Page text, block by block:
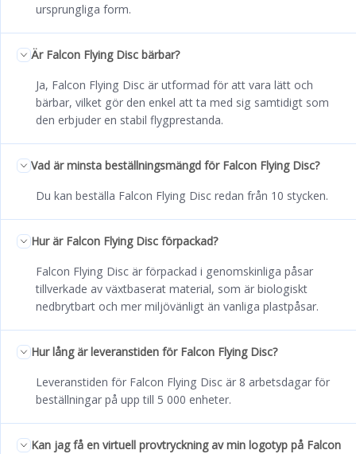
ursprungliga form.
Är Falcon Flying Disc bärbar?
Ja, Falcon Flying Disc är utformad för att vara lätt och
bärbar, vilket gör den enkel att ta med sig samtidigt som
den erbjuder en stabil flygprestanda.
Vad är minsta beställningsmängd för Falcon Flying Disc?
Du kan beställa Falcon Flying Disc redan från 10 stycken.
Hur är Falcon Flying Disc förpackad?
Falcon Flying Disc är förpackad i genomskinliga påsar
tillverkade av växtbaserat material, som är biologiskt
nedbrytbart och mer miljövänligt än vanliga plastpåsar.
Hur lång är leveranstiden för Falcon Flying Disc?
Leveranstiden för Falcon Flying Disc är 8 arbetsdagar för
beställningar på upp till 5 000 enheter.
Kan jag få en virtuell provtryckning av min logotyp på Falcon